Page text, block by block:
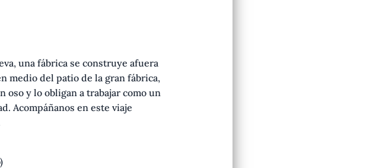
una fábrica se construye afuera
medio del patio de la gran fábrica,
oso y lo obligan a trabajar como un
Acompáñanos en este viaje